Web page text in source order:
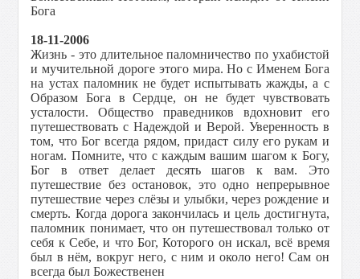
Бога
18-11-2006
Жизнь - это длительное паломничество по ухабистой
и мучительной дороге этого мира. Но с Именем Бога
на устах паломник не будет испытывать жажды, а с
Образом Бога в Сердце, он не будет чувствовать
усталости. Общество праведников вдохновит его
путешествовать с Надеждой и Верой. Уверенность в
том, что Бог всегда рядом, придаст силу его рукам и
ногам. Помните, что с каждым вашим шагом к Богу,
Бог в ответ делает десять шагов к вам. Это
путешествие без остановок, это одно непрерывное
путешествие через слёзы и улыбки, через рождение и
смерть. Когда дорога закончилась и цель достигнута,
паломник понимает, что он путешествовал только от
себя к Себе, и что Бог, Которого он искал, всё время
был в нём, вокруг него, с ним и около него! Сам он
всегда был Божественен